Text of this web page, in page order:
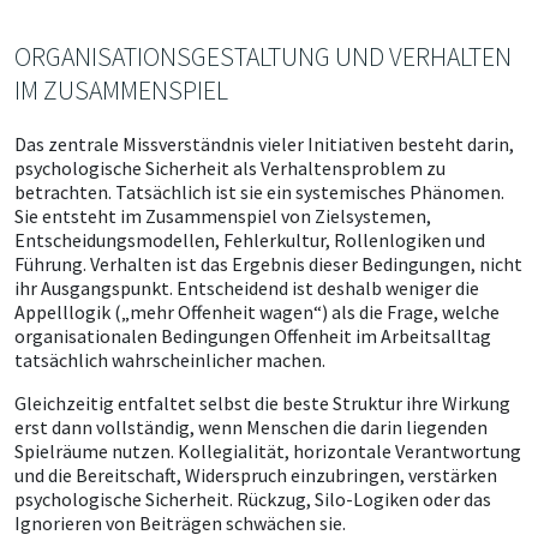
ORGANISATIONSGESTALTUNG UND VERHALTEN
IM ZUSAMMENSPIEL
Das zentrale Missverständnis vieler Initiativen besteht darin,
psychologische Sicherheit als Verhaltensproblem zu
betrachten. Tatsächlich ist sie ein systemisches Phänomen.
Sie entsteht im Zusammenspiel von Zielsystemen,
Entscheidungsmodellen, Fehlerkultur, Rollenlogiken und
Führung. Verhalten ist das Ergebnis dieser Bedingungen, nicht
ihr Ausgangspunkt. Entscheidend ist deshalb weniger die
Appelllogik („mehr Offenheit wagen“) als die Frage, welche
organisationalen Bedingungen Offenheit im Arbeitsalltag
tatsächlich wahrscheinlicher machen.
Gleichzeitig entfaltet selbst die beste Struktur ihre Wirkung
erst dann vollständig, wenn Menschen die darin liegenden
Spielräume nutzen. Kollegialität, horizontale Verantwortung
und die Bereitschaft, Widerspruch einzubringen, verstärken
psychologische Sicherheit. Rückzug, Silo-Logiken oder das
Ignorieren von Beiträgen schwächen sie.